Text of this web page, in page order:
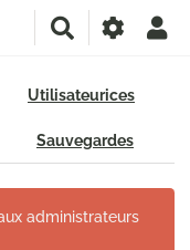
h
r
c
h
e
Utilisateurices
Sauvegardes
administrateurs